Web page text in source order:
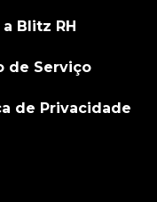
Blitz RH
de Serviço
de Privacidade